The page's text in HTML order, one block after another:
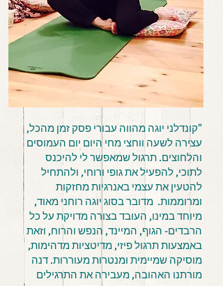
"קונדלני יוגה מהווה עבורי פסק זמן מהכל,
עצירה לשעה ווחצי מחי היום יום העמוסים
והלחוצים. תרגול שמאפשר לי להיכנס
לתוכי, להפעיל את גופי ורוחי, ולהתחיל
להטעין את עצמי באנרגיות מחזקות
ומרוממות. מדובר בסוג יוגה רוחני מאוד,
מיוחד במינו, העובד בצורה מדויקת על כל
הרבדים- הגוף, המיינד, הנפש והרוח, וזאת
באמצעות תרגול פיזי, מדיטציות מדהימות,
מוסיקה שמיימית ומנטרות מעוררות. דנה
מורתנו האהובה, מעבירה את התרגילים